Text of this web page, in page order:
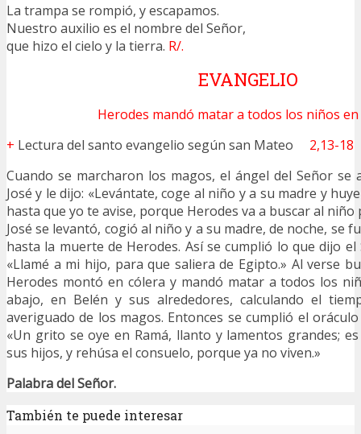
La trampa se rompió, y escapamos.
Nuestro auxilio es el nombre del Señor,
que hizo el cielo y la tierra. R/.
EVANGELIO
Herodes mandó matar a todos los niños en
+ Lectura del santo evangelio según san Mateo 2,13-18
Cuando se marcharon los magos, el ángel del Señor se
José y le dijo: «Levántate, coge al niño y a su madre y
hasta que yo te avise, porque Herodes va a buscar al
José se levantó, cogió al niño y a su madre, de noche, se
hasta la muerte de Herodes. Así se cumplió lo que dijo
«Llamé a mi hijo, para que saliera de Egipto.» Al verse
Herodes montó en cólera y mandó matar a todos los
abajo, en Belén y sus alrededores, calculando el
averiguado de los magos. Entonces se cumplió el
«Un grito se oye en Ramá, llanto y lamentos grandes;
sus hijos, y rehúsa el consuelo, porque ya no viven.»
Palabra del Señor.
También te puede interesar